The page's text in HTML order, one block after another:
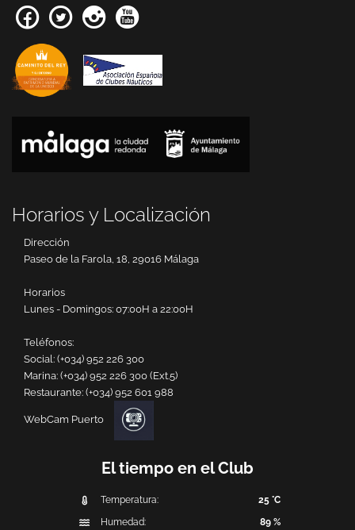
Horarios y Localización
Dirección
Paseo de la Farola, 18, 29016 Málaga
Horarios
Lunes - Domingos: 07:00H a 22:00H
Teléfonos:
Social: (+034) 952 226 300
Marina: (+034) 952 226 300 (Ext.5)
Restaurante: (+034) 952 601 988
WebCam Puerto
El tiempo en el Club
Temperatura:
25 °C
Humedad:
89 %